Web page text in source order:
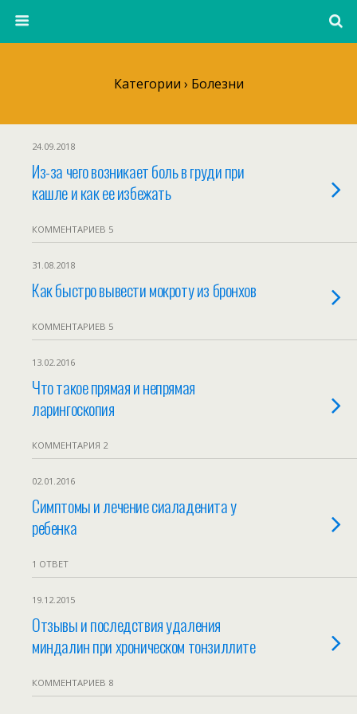
Категории › Болезни
24.09.2018
Из-за чего возникает боль в груди при
кашле и как ее избежать
КОММЕНТАРИЕВ 5
31.08.2018
Как быстро вывести мокроту из бронхов
КОММЕНТАРИЕВ 5
13.02.2016
Что такое прямая и непрямая
ларингоскопия
КОММЕНТАРИЯ 2
02.01.2016
Симптомы и лечение сиаладенита у
ребенка
1 ОТВЕТ
19.12.2015
Отзывы и последствия удаления
миндалин при хроническом тонзиллите
КОММЕНТАРИЕВ 8